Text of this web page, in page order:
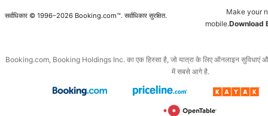
सर्वाधिकार © 1996–2026 Booking.com™. सर्वाधिकार सुरक्षित.
Make your
mobile.Download
Booking.com, Booking Holdings Inc. का एक हिस्सा है, जो यात्रा के लिए ऑनलाइन सुविधाएं
में सबसे आगे है.